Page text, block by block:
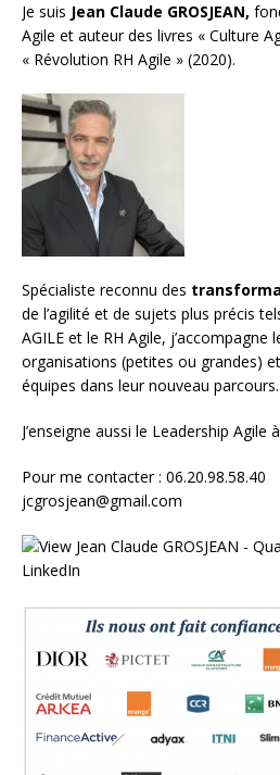
Je suis Jean Claude GROSJEAN,
Agile et auteur des livres « Culture
« Révolution RH Agile » (2020).
Spécialiste reconnu des
de l’agilité et de sujets plus précis
AGILE et le RH Agile,
organisations (petites ou grandes) et
équipes dans leur nouveau parcours.
J’enseigne aussi le Leadership Agile
Pour me contacter : 06.20.98.58.40
jcgrosjean@gmail.com